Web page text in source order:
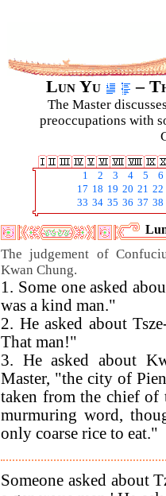
Lun Yu –
The Master
preoccupations with
1 2 3 4 5
6
17 18 19 20 21 22
33 34 35 36 37 38
The judgement of
Kwan Chung.
1. Some one asked
was a kind man."
2. He asked about
That man!"
3. He asked about
Master, "the city of
taken from the chief
murmuring word,
only coarse rice to eat."
Someone asked about